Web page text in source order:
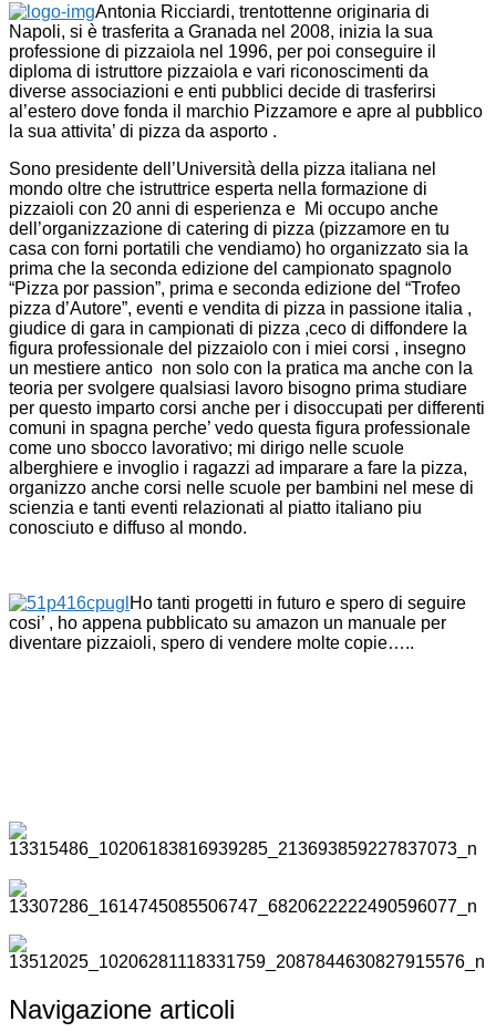
Antonia Ricciardi, trentottenne originaria di
Napoli, si è trasferita a Granada nel 2008, inizia la sua
professione di pizzaiola nel 1996, per poi conseguire il
diploma di istruttore pizzaiola e vari riconoscimenti da
diverse associazioni e enti pubblici decide di trasferirsi
al’estero dove fonda il marchio Pizzamore e apre al pubblico
la sua attivita’ di pizza da asporto .
Sono presidente dell’Università della pizza italiana nel
mondo oltre che istruttrice esperta nella formazione di
pizzaioli con 20 anni di esperienza e Mi occupo anche
dell’organizzazione di catering di pizza (pizzamore en tu
casa con forni portatili che vendiamo) ho organizzato sia la
prima che la seconda edizione del campionato spagnolo
“Pizza por passion”, prima e seconda edizione del “Trofeo
pizza d’Autore”, eventi e vendita di pizza in passione italia ,
giudice di gara in campionati di pizza ,ceco di diffondere la
figura professionale del pizzaiolo con i miei corsi , insegno
un mestiere antico non solo con la pratica ma anche con la
teoria per svolgere qualsiasi lavoro bisogno prima studiare
per questo imparto corsi anche per i disoccupati per differenti
comuni in spagna perche’ vedo questa figura professionale
come uno sbocco lavorativo; mi dirigo nelle scuole
alberghiere e invoglio i ragazzi ad imparare a fare la pizza,
organizzo anche corsi nelle scuole per bambini nel mese di
scienzia e tanti eventi relazionati al piatto italiano piu
conosciuto e diffuso al mondo.
Ho tanti progetti in futuro e spero di seguire
cosi’ , ho appena pubblicato su amazon un manuale per
diventare pizzaioli, spero di vendere molte copie…..
Navigazione articoli